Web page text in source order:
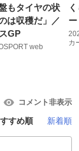
もタイヤの状
は収穫だ」／
GP
web
カ
コメント非表示
すめ順 新着順